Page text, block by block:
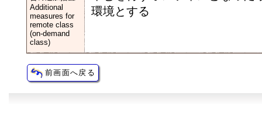
Additional
measures for
remote class
(on-demand
class)
環境とする